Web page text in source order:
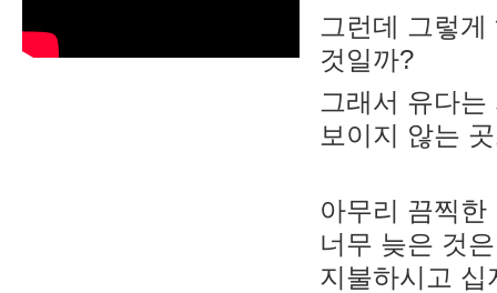
그런데 그렇
것일까?
그래서 유다
보이지 않는
아무리 끔찍
너무 늦은 것
지불하시고